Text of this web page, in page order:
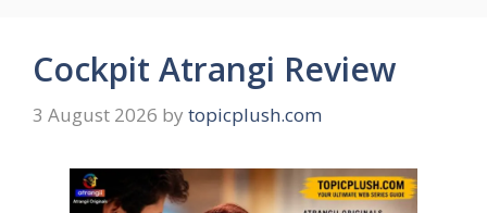
Cockpit Atrangi Review
3 August 2026 by topicplush.com